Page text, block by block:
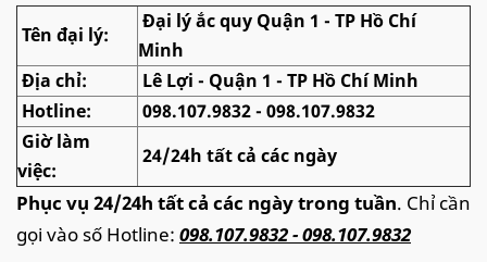
Tên đại lý:
Đại lý ắc quy Quận 1 - TP Hồ Chí
Minh
Địa chỉ:
Lê Lợi - Quận 1 - TP Hồ Chí Minh
Hotline:
098.107.9832 - 098.107.9832
Giờ làm
việc:
24/24h tất cả các ngày
Phục vụ 24/24h tất cả các ngày trong tuần. Chỉ cần
gọi vào số Hotline: 098.107.9832 - 098.107.9832